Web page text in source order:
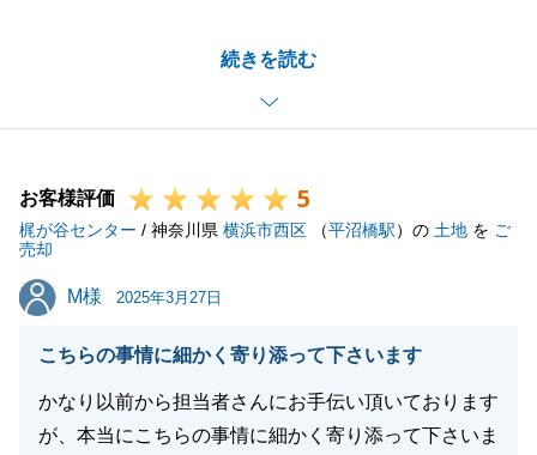
続きを読む
だき、重ね重ね感謝申し上げます。
今後とも、なにかお困りのことがございましたらお気
軽にご相談いただけますと幸いです。
お客様評価 5
梶が谷センター / 神奈川県 横浜市西区 （平沼橋駅）の 土地 を ご
売却
M様
M様 2025年3月27日
こちらの事情に細かく寄り添って下さいます
かなり以前から担当者さんにお手伝い頂いております
が、本当にこちらの事情に細かく寄り添って下さいま